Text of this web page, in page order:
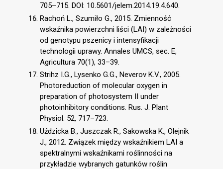
705–715. DOI: 10.5601/jelem.2014.19.4.640.
Rachoń L., Szumiło G., 2015. Zmienność
wskaźnika powierzchni liści (LAI) w zależności
od genotypu pszenicy i intensyfikacji
technologii uprawy. Annales UMCS, sec. E,
Agricultura 70(1), 33–39.
Strihz I.G., Lysenko G.G., Neverov K.V., 2005.
Photoreduction of molecular oxygen in
preparation of photosystem II under
photoinhibitory conditions. Rus. J. Plant
Physiol. 52, 717–723.
Uździcka B., Juszczak R., Sakowska K., Olejnik
J., 2012. Związek między wskaźnikiem LAI a
spektralnymi wskaźnikami roślinności na
przykładzie wybranych gatunków roślin